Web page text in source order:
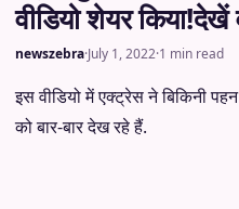
वीडियो शेयर किया!देखें
newszebra·July 1, 2022·1 min read
इस वीडियो में एक्ट्रेस ने बिकिनी
को बार-बार देख रहे हैं.